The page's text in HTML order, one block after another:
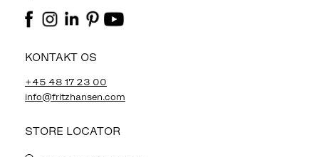
KONTAKT OS
+45 48 17 23 00
info@fritzhansen.com
STORE LOCATOR